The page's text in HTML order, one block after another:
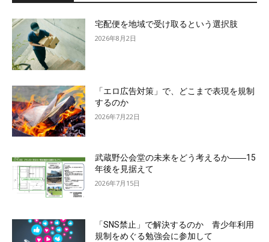
宅配便を地域で受け取るという選択肢
2026年8月2日
「エロ広告対策」で、どこまで表現を規制
するのか
2026年7月22日
武蔵野公会堂の未来をどう考えるか――15
年後を見据えて
2026年7月15日
「SNS禁止」で解決するのか 青少年利用
規制をめぐる勉強会に参加して